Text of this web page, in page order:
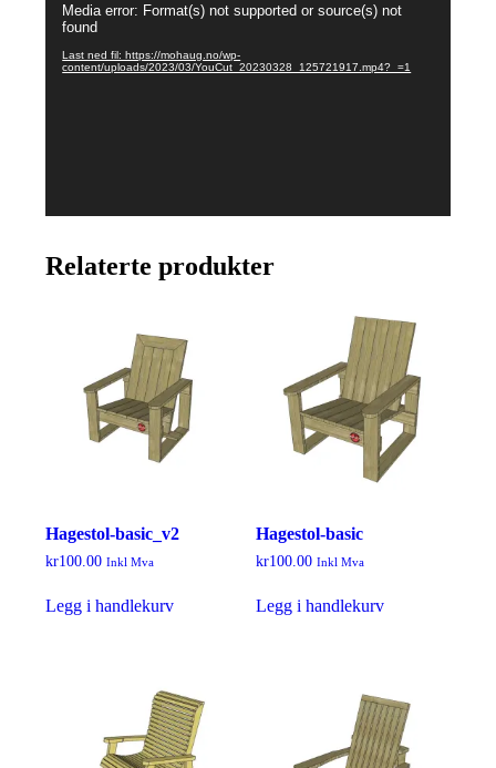
Media error: Format(s) not supported or source(s) not
found
Last ned fil: https://mohaug.no/wp-
content/uploads/2023/03/YouCut_20230328_125721917.mp4?_=1
Relaterte produkter
Hagestol-basic_v2
kr100.00 Inkl Mva
Legg i handlekurv
Hagestol-basic
kr100.00 Inkl Mva
Legg i handlekurv